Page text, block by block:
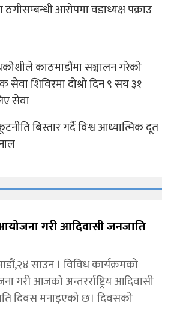
ठगीसम्बन्धी आरोपमा वडाध्यक्ष पक्राउ
काठमाडौंमा सञ्चालन गरेको
सेवा शिविरमा दोश्रो दिन ९ सय ३१
सेवा
बिस्तार गर्दै विश्व आध्यात्मिक दूत
आयोजना गरी आदिवासी जनजाति
साउन । विविध कार्यक्रमको
गरी आजको अन्तरर्राष्ट्रिय आदिवासी
दिवस मनाइएको छ। दिवसको